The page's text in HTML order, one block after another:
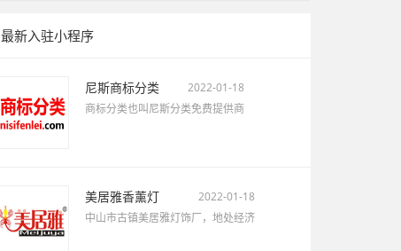
最新入驻小程序
尼斯商标分类
2022-01-18
商标分类也叫尼斯分类免费提供商
美居雅香薰灯
2022-01-18
中山市古镇美居雅灯饰厂，地处经济